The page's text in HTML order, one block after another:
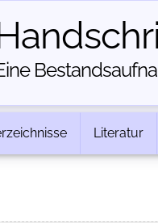
Literatur